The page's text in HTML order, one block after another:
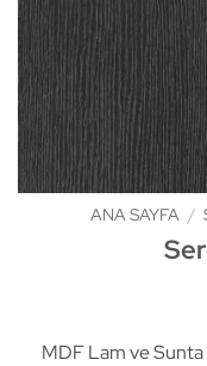
ANA SAYFA /
MDF Lam ve Sunta